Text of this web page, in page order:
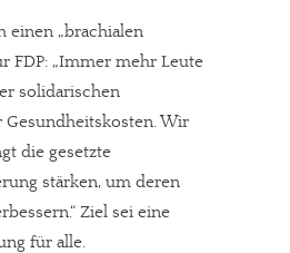
einen „brachialen
FDP: „Immer mehr Leute
solidarischen
Gesundheitskosten. Wir
die gesetzte
stärken, um deren
Ziel sei eine
für alle.